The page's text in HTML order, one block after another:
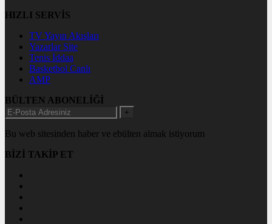
HIZLI SERVİS
TV Yayın Akışları
Yazarlar Site
Tenis İddaa
Basketbol Canlı
AMP
BÜLTEN ABONELİĞİ
+
Bu web sitesinden haber ve ebülten almak istiyorum
BİZİ TAKİP ET